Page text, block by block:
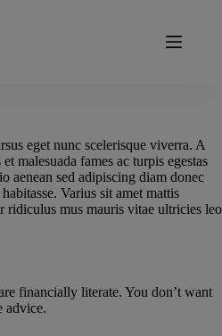
eget nunc scelerisque viverra. A
malesuada fames ac turpis egestas
aenean sed adipiscing diam donec
Varius sit amet mattis
ridiculus mus mauris vitae ultricies leo
financially literate. You don’t want
advice.